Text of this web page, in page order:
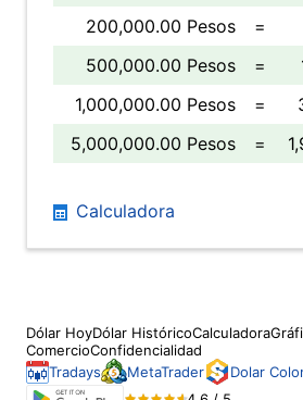
200,000.00 Pesos
=
500,000.00 Pesos
=
1,000,000.00 Pesos
=
5,000,000.00 Pesos
=
Calculadora
Dólar HoyDólar HistóricoCalculadora
ComercioConfidencialidad
Tradays
MetaTrader
Dolar